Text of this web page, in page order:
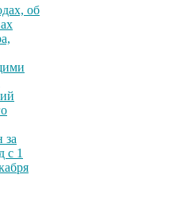
об
за
с 1